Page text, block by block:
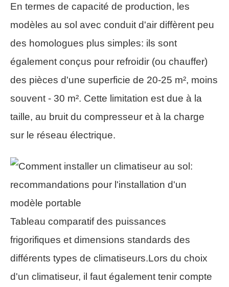
En termes de capacité de production, les
modèles au sol avec conduit d'air diffèrent peu
des homologues plus simples: ils sont
également conçus pour refroidir (ou chauffer)
des pièces d'une superficie de 20-25 m², moins
souvent - 30 m². Cette limitation est due à la
taille, au bruit du compresseur et à la charge
sur le réseau électrique.
Tableau comparatif des puissances
frigorifiques et dimensions standards des
différents types de climatiseurs.Lors du choix
d'un climatiseur, il faut également tenir compte